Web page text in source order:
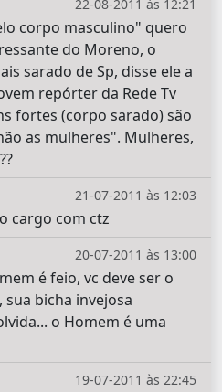
22-08-2011 às 12:21
corpo masculino" quero
do Moreno, o
sarado de Sp, disse ele a
repórter da Rede Tv
fortes (corpo sarado) são
as mulheres". Mulheres,
21-07-2011 às 12:03
cargo com ctz
20-07-2011 às 13:00
é feio, vc deve ser o
sua bicha invejosa
o Homem é uma
19-07-2011 às 22:45